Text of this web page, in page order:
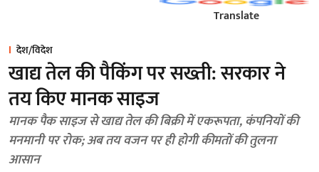
Translate
देश/विदेश
खाद्य तेल की पैकिंग पर सख्ती: सरकार ने
तय किए मानक साइज
मानक पैक साइज से खाद्य तेल की बिक्री में एकरूपता, कंपनियों की
मनमानी पर रोक; अब तय वजन पर ही होगी कीमतों की तुलना
आसान